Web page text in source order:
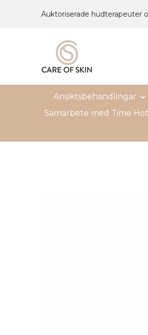
Auktoriserade hudterapeuter
Ansiktsbehandlingar
Samarbete med Time